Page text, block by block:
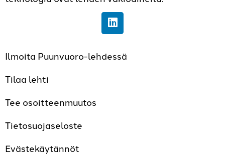
Ilmoita Puunvuoro-lehdessä
Tilaa lehti
Tee osoitteenmuutos
Tietosuojaseloste
Evästekäytännöt